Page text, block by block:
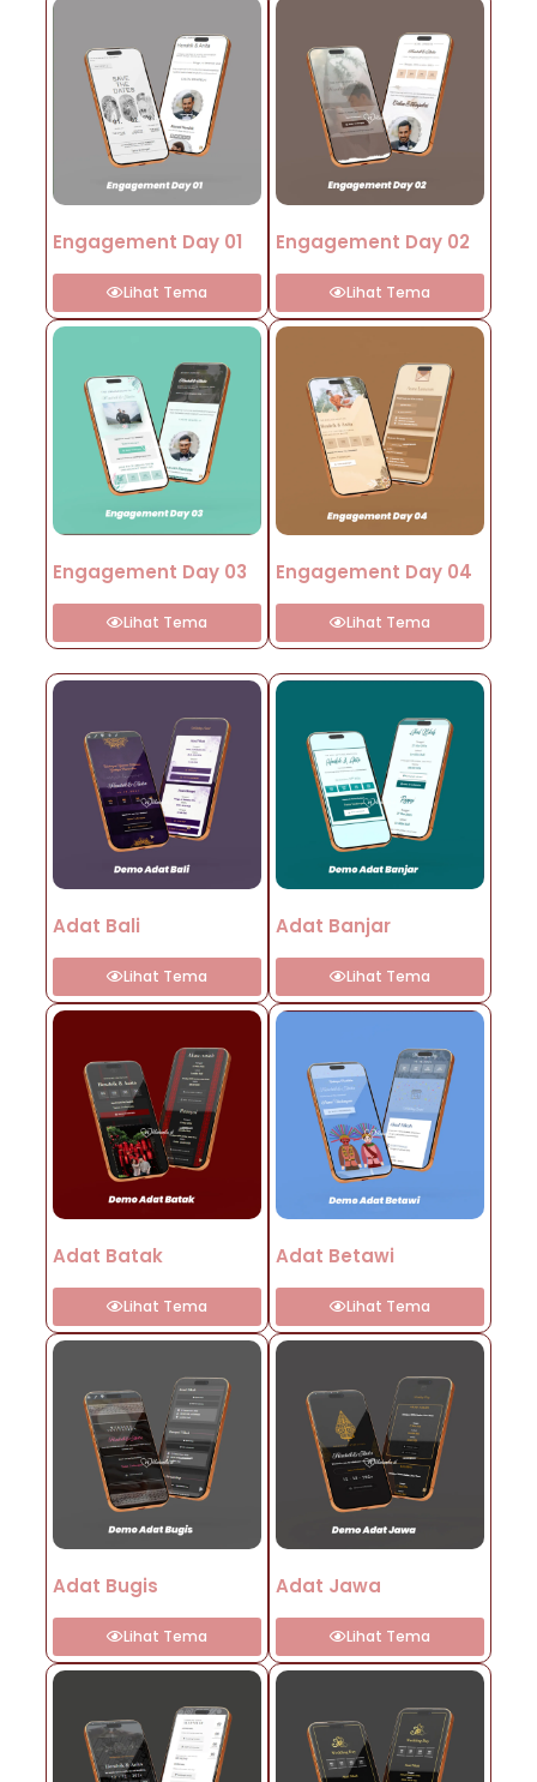
Engagement Day 01
Lihat Tema
Engagement Day 02
Lihat Tema
Engagement Day 03
Lihat Tema
Engagement Day 04
Lihat Tema
Adat Bali
Lihat Tema
Adat Banjar
Lihat Tema
Adat Batak
Lihat Tema
Adat Betawi
Lihat Tema
Adat Bugis
Lihat Tema
Adat Jawa
Lihat Tema